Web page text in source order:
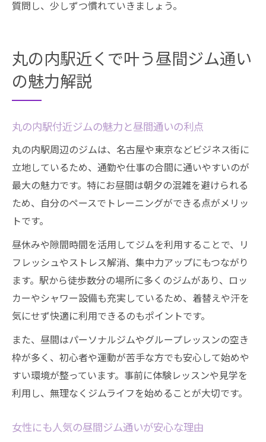
質問し、少しずつ慣れていきましょう。
丸の内駅近くで叶う昼間ジム通い
の魅力解説
丸の内駅付近ジムの魅力と昼間通いの利点
丸の内駅周辺のジムは、名古屋や東京などビジネス街に
立地しているため、通勤や仕事の合間に通いやすいのが
最大の魅力です。特にお昼間は朝夕の混雑を避けられる
ため、自分のペースでトレーニングができる点がメリッ
トです。
昼休みや隙間時間を活用してジムを利用することで、リ
フレッシュやストレス解消、集中力アップにもつながり
ます。駅から徒歩数分の場所に多くのジムがあり、ロッ
カーやシャワー設備も充実しているため、着替えや汗を
気にせず快適に利用できるのもポイントです。
また、昼間はパーソナルジムやグループレッスンの空き
枠が多く、初心者や運動が苦手な方でも安心して始めや
すい環境が整っています。事前に体験レッスンや見学を
利用し、無理なくジムライフを始めることが大切です。
女性にも人気の昼間ジム通いが安心な理由